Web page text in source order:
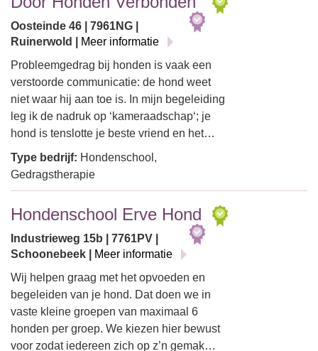
Oosteinde 46 | 7961NG |
Ruinerwold |
Meer informatie
Probleemgedrag bij honden is vaak een
verstoorde communicatie: de hond weet
niet waar hij aan toe is. In mijn begeleiding
leg ik de nadruk op ‘kameraadschap‘; je
hond is tenslotte je beste vriend en het…
Type bedrijf: Hondenschool,
Gedragstherapie
Hondenschool Erve Hond
Industrieweg 15b | 7761PV |
Schoonebeek |
Meer informatie
Wij helpen graag met het opvoeden en
begeleiden van je hond. Dat doen we in
vaste kleine groepen van maximaal 6
honden per groep. We kiezen hier bewust
voor zodat iedereen zich op z’n gemak…